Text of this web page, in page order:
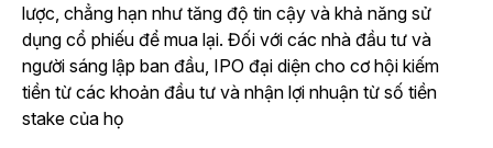
lược, chẳng hạn như tăng độ tin cậy và khả năng sử
dụng cổ phiếu để mua lại. Đối với các nhà đầu tư và
người sáng lập ban đầu, IPO đại diện cho cơ hội kiếm
tiền từ các khoản đầu tư và nhận lợi nhuận từ số tiền
stake của họ